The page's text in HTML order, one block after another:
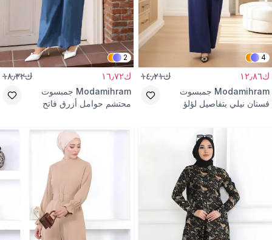
4
ك١٢٫٨٦ ك١٤٫٢١
Modamihram جمبسوت
فستان نيلي بتفاصيل لؤلؤ
2
ك١٦٫٧٢ ك١٨٫٣٢
Modamihram جمبسوت
محتشم حوامل أزرق فاتح